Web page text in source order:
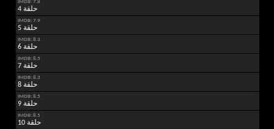
IMDB: 7.8
حلقة 4
IMDB: 7.9
حلقة 5
IMDB: 8.3
حلقة 6
IMDB: 8.5
حلقة 7
IMDB: 8.3
حلقة 8
IMDB: 8.5
حلقة 9
IMDB: 8.5
حلقة 10